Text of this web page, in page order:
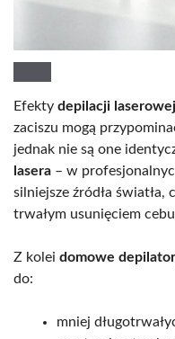
Efekty depilacji laserowej
zaciszu mogą
jednak nie są one
lasera – w
silniejsze źródła światła,
trwałym usunięciem
Z kolei domowe
do:
mniej